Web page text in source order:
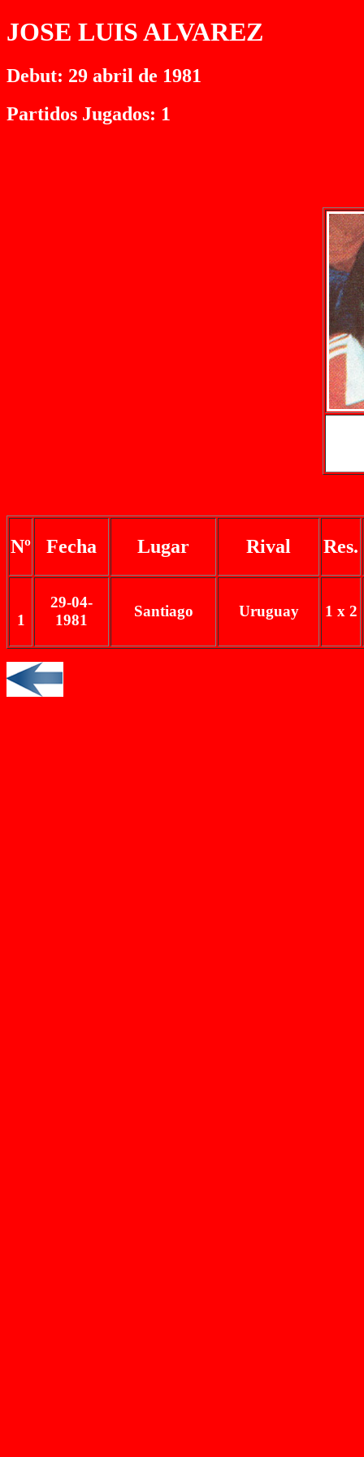
JOSE LUIS ALVAREZ
Debut: 29 abril de 1981
Partidos Jugados: 1
Nº Fecha Lugar Rival Res.
1
29-04-
1981
Santiago Uruguay 1 x 2